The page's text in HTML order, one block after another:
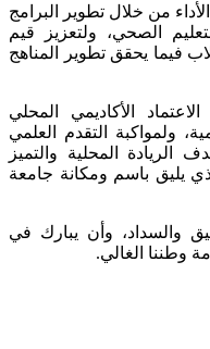
من خلال تطوير البرامج
الصحي، ولتعزيز قيم
فيما يحقق تطوير المناهج
الأكاديمي المحلي
ولمواكبة التقدم العلمي
الريادة المحلية والتميز
يليق باسم ومكانة جامعة
والسداد، وأن يبارك في
وطننا الغالي.